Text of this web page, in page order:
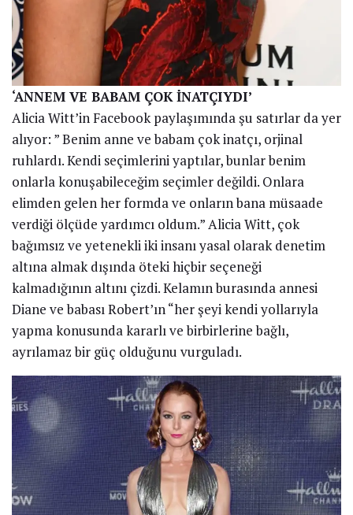
‘ANNEM VE BABAM ÇOK İNATÇIYDI’
Alicia Witt’in Facebook paylaşımında şu satırlar da yer
alıyor: ” Benim anne ve babam çok inatçı, orjinal
ruhlardı. Kendi seçimlerini yaptılar, bunlar benim
onlarla konuşabileceğim seçimler değildi. Onlara
elimden gelen her formda ve onların bana müsaade
verdiği ölçüde yardımcı oldum.” Alicia Witt, çok
bağımsız ve yetenekli iki insanı yasal olarak denetim
altına almak dışında öteki hiçbir seçeneği
kalmadığının altını çizdi. Kelamın burasında annesi
Diane ve babası Robert’ın “her şeyi kendi yollarıyla
yapma konusunda kararlı ve birbirlerine bağlı,
ayrılamaz bir güç olduğunu vurguladı.